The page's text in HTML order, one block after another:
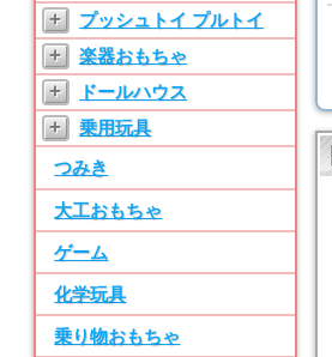
チン パーツ・水道
6位
SayWoodwork
SW-3 ままごとキッチ
ン パーツ・水道
7位
BRIO
50ピース追加レールセ
ット
8位
SayWoodwork
SWM-2 ままごとキッ
+ プッシュトイ プルトイ
+ 楽器おもちゃ
+ ドールハウス
+
乗用玩具
つみき
大工おもちゃ
ゲーム
化学玩具
乗り物おもちゃ